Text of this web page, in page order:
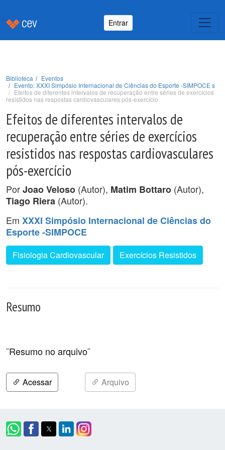
Entrar
Biblioteca
Eventos
Evento: XXXI Simpósio Internacional de Ciências do Esporte -SIMPOCE s
Efeitos de diferentes intervalos de recuperação entre séries de exercícios
resistidos nas respostas cardiovasculares pós-exercício
Efeitos de diferentes intervalos de
recuperação entre séries de exercícios
resistidos nas respostas cardiovasculares
pós-exercício
PorJoao Veloso (Autor), Matim Bottaro (Autor),
Tiago Riera (Autor).
Em XXXI Simpósio Internacional de Ciências do
Esporte -SIMPOCE
Fisiologia Cardiovascular Exercícios Resistidos
Resumo
¨Resumo no arquivo¨
Acessar Arquivo